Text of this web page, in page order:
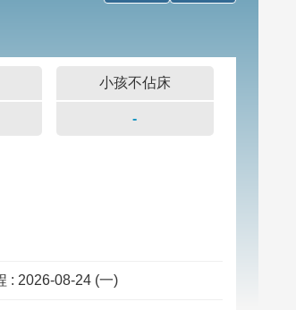
小孩不佔床
-
: 2026-08-24 (一)